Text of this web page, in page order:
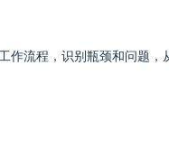
作流程，识别瓶颈和问题，